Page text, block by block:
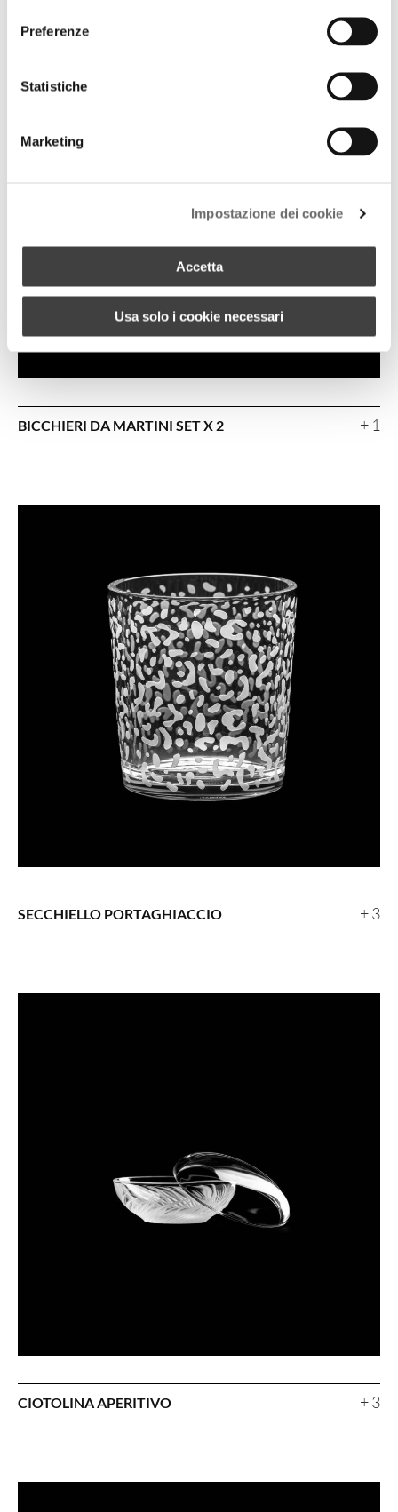
Preferenze
Statistiche
Marketing
Impostazione dei cookie
Accetta
Usa solo i cookie necessari
BICCHIERI DA MARTINI SET X 2 + 1
SECCHIELLO PORTAGHIACCIO + 3
CIOTOLINA APERITIVO + 3